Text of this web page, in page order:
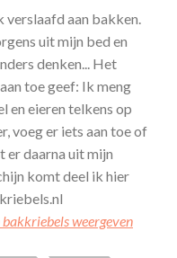
verslaafd aan bakken.
uit mijn bed en
denken... Het
toe geef: Ik meng
en eieren telkens op
voeg er iets aan toe of
er daarna uit mijn
komt deel ik hier
weergeven